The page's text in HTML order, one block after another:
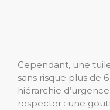
Cependant, une
sans risque plus de
hiérarchie
respecter : une